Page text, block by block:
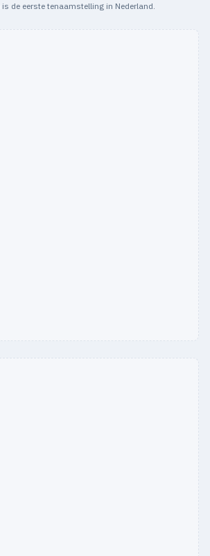
is de eerste tenaamstelling in Nederland.